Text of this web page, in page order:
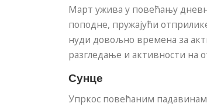
Март ужива у повећању
поподне, пружајући
нуди довољно времена за
разгледање и активности на
Сунце
Упркос повећаним